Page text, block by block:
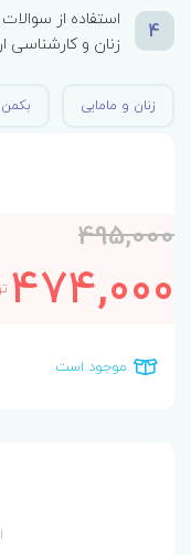
4
استفاده از
زنان و کارشناسی
زنان و مامایی بکمن
495,000
474,000
موجود است